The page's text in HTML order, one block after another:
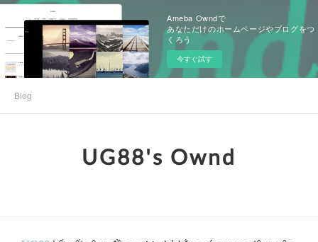
Ameba Owndで
あなただけのホームページやブログをつ
くろう
今すぐ試す
Blog
UG88's Ownd